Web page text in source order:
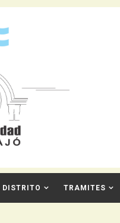
DISTRITO TRAMITES